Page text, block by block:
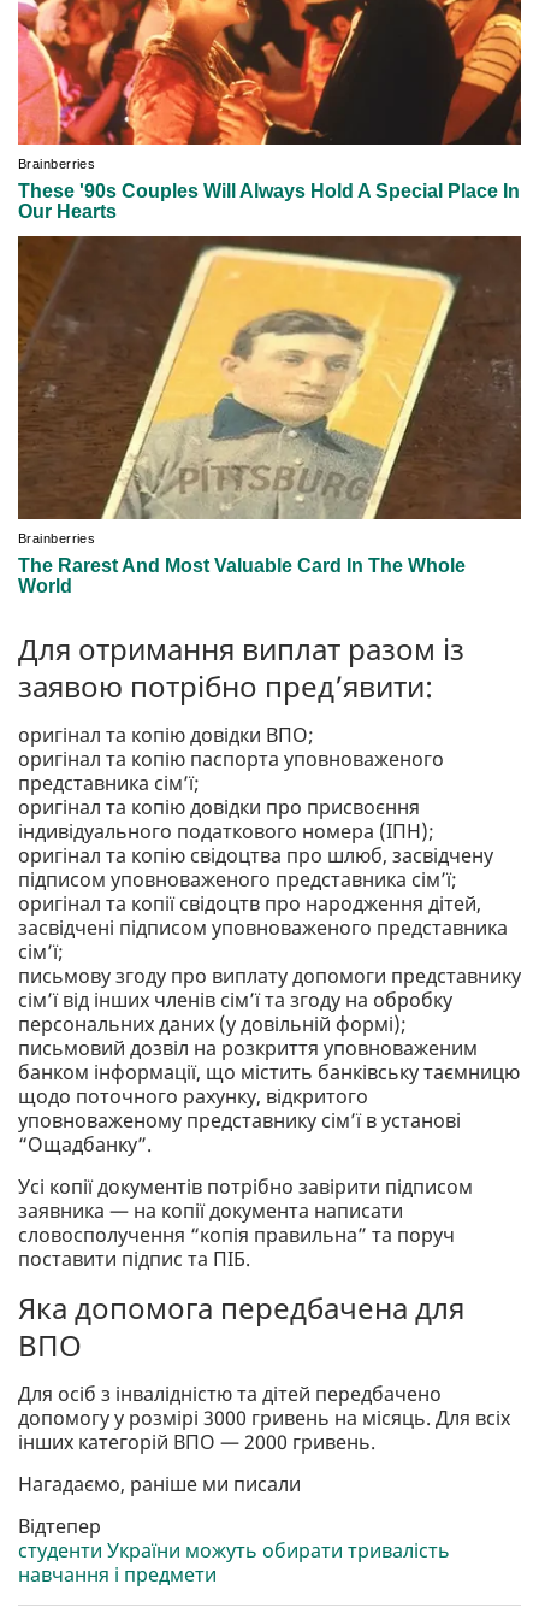
Для отримання виплат разом із
заявою потрібно пред’явити:
оригінал та копію довідки ВПО;
оригінал та копію паспорта уповноваженого
представника сім’ї;
оригінал та копію довідки про присвоєння
індивідуального податкового номера (ІПН);
оригінал та копію свідоцтва про шлюб, засвідчену
підписом уповноваженого представника сім’ї;
оригінал та копії свідоцтв про народження дітей,
засвідчені підписом уповноваженого представника
сім’ї;
письмову згоду про виплату допомоги представнику
сім’ї від інших членів сім’ї та згоду на обробку
персональних даних (у довільній формі);
письмовий дозвіл на розкриття уповноваженим
банком інформації, що містить банківську таємницю
щодо поточного рахунку, відкритого
уповноваженому представнику сім’ї в установі
“Ощадбанку”.
Усі копії документів потрібно завірити підписом
заявника — на копії документа написати
словосполучення “копія правильна” та поруч
поставити підпис та ПІБ.
Яка допомога передбачена для
ВПО
Для осіб з інвалідністю та дітей передбачено
допомогу у розмірі 3000 гривень на місяць. Для всіх
інших категорій ВПО — 2000 гривень.
Нагадаємо, раніше ми писали
Відтепер
студенти України можуть обирати тривалість
навчання і предмети